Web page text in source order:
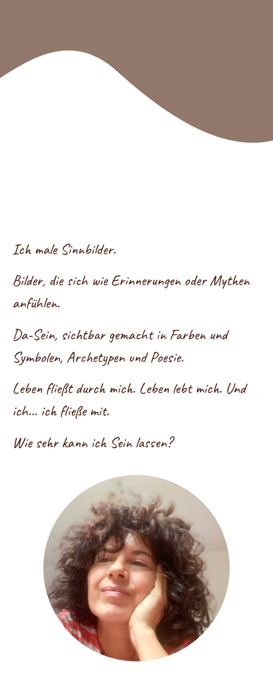
Ich male Sinnbilder.
Bilder, die sich wie Erinnerungen oder Mythen
anfühlen.
Da-Sein, sichtbar gemacht in Farben und
Symbolen, Archetypen und Poesie.
Leben fließt durch mich. Leben lebt mich. Und
ich… ich fließe mit.
Wie sehr kann ich Sein lassen?